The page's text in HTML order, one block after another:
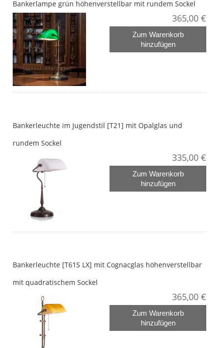
Bankerlampe grün höhenverstellbar mit rundem Sockel
365,00 €
Zum Warenkorb
hinzufügen
Bankerleuchte im Jugendstil [T21] mit Opalglas und
rundem Sockel
335,00 €
Zum Warenkorb
hinzufügen
Bankerleuchte [T61S LX] mit Cognacglas höhenverstellbar
mit quadratischem Sockel
365,00 €
Zum Warenkorb
hinzufügen